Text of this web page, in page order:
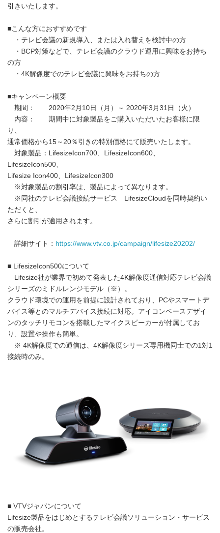
引きいたします。
■こんな方におすすめです
・テレビ会議の新規導入、または入れ替えを検討中の方
・BCP対策などで、テレビ会議のクラウド運用に興味をお持ち
の方
・4K解像度でのテレビ会議に興味をお持ちの方
■キャンペーン概要
期間： 2020年2月10日（月）～ 2020年3月31日（火）
内容： 期間中に対象製品をご購入いただいたお客様に限
り、
通常価格から15～20％引きの特別価格にて販売いたします。
対象製品：LifesizeIcon700、LifesizeIcon600、
LifesizeIcon500、
Lifesize Icon400、LifesizeIcon300
※対象製品の割引率は、製品によって異なります。
※同社のテレビ会議接続サービス LifesizeCloudを同時契約い
ただくと、
さらに割引が適用されます。
詳細サイト： https://www.vtv.co.jp/campaign/lifesize20202/
■ LifesizeIcon500について
Lifesize社が業界で初めて発表した4K解像度通信対応テレビ会議
シリーズのミドルレンジモデル（※）。
クラウド環境での運用を前提に設計されており、PCやスマートデ
バイス等とのマルチデバイス接続に対応。アイコンベースデザイ
ンのタッチリモコンを搭載したマイクスピーカーが付属してお
り、設置や操作も簡単。
※ 4K解像度での通信は、4K解像度シリーズ専用機同士での1対1
接続時のみ。
■ VTVジャパンについて
Lifesize製品をはじめとするテレビ会議ソリューション・サービス
の販売会社。